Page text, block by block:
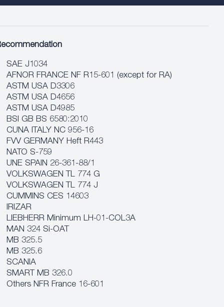
SAE J1034
AFNOR FRANCE NF R15-601 (except for RA)
ASTM USA D3306
ASTM USA D4656
ASTM USA D4985
BSI GB BS 6580:2010
CUNA ITALY NC 956-16
FVV GERMANY Heft R443
NATO S-759
UNE SPAIN 26-361-88/1
VOLKSWAGEN TL 774 G
VOLKSWAGEN TL 774 J
CUMMINS CES 14603
IRIZAR
LIEBHERR Minimum LH-01-COL3A
MAN 324 Si-OAT
MB 325.5
MB 325.6
SCANIA
SMART MB 326.0
Others NFR France 16-601